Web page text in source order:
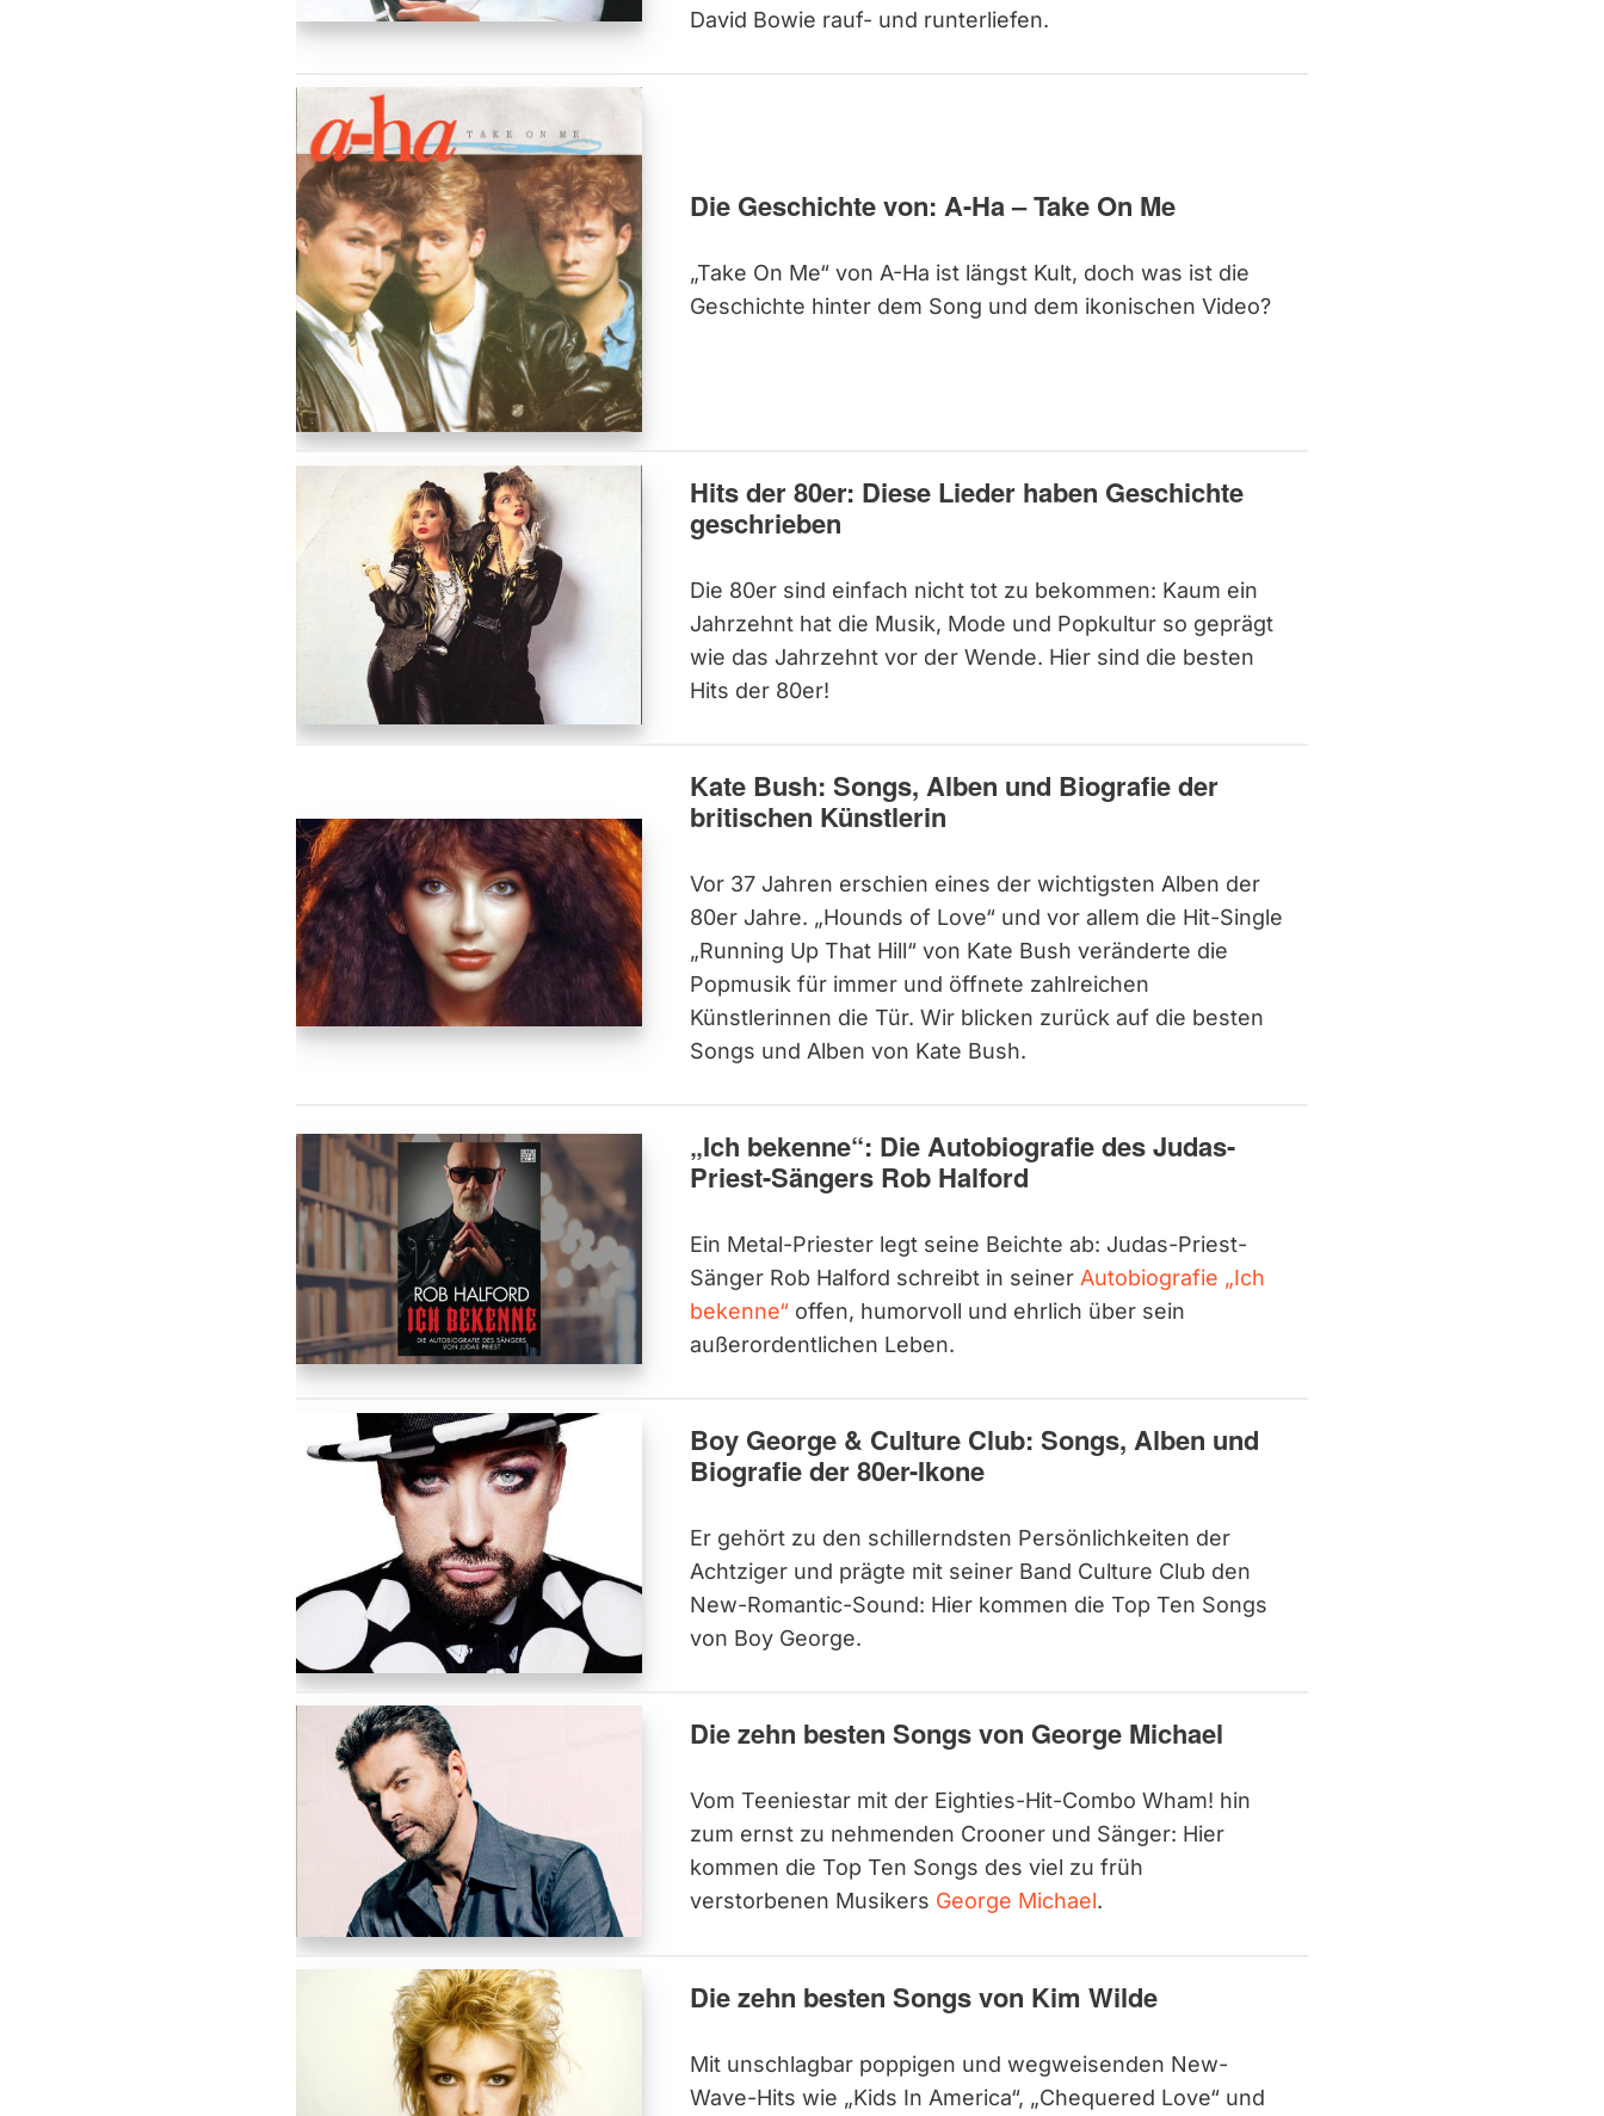
David Bowie rauf- und runterliefen.
Die Geschichte von: A-Ha – Take On Me
„Take On Me“ von A-Ha ist längst Kult, doch was ist die
Geschichte hinter dem Song und dem ikonischen Video?
Hits der 80er: Diese Lieder haben Geschichte
geschrieben
Die 80er sind einfach nicht tot zu bekommen: Kaum ein
Jahrzehnt hat die Musik, Mode und Popkultur so geprägt
wie das Jahrzehnt vor der Wende. Hier sind die besten
Hits der 80er!
Kate Bush: Songs, Alben und Biografie der
britischen Künstlerin
Vor 37 Jahren erschien eines der wichtigsten Alben der
80er Jahre. „Hounds of Love“ und vor allem die Hit-Single
„Running Up That Hill“ von Kate Bush veränderte die
Popmusik für immer und öffnete zahlreichen
Künstlerinnen die Tür. Wir blicken zurück auf die besten
Songs und Alben von Kate Bush.
„Ich bekenne“: Die Autobiografie des Judas-
Priest-Sängers Rob Halford
Ein Metal-Priester legt seine Beichte ab: Judas-Priest-
Sänger Rob Halford schreibt in seiner Autobiografie „Ich
bekenne“offen, humorvoll und ehrlich über sein
außerordentlichen Leben.
Boy George & Culture Club: Songs, Alben und
Biografie der 80er-Ikone
Er gehört zu den schillerndsten Persönlichkeiten der
Achtziger und prägte mit seiner Band Culture Club den
New-Romantic-Sound: Hier kommen die Top Ten Songs
von Boy George.
Die zehn besten Songs von George Michael
Vom Teeniestar mit der Eighties-Hit-Combo Wham! hin
zum ernst zu nehmenden Crooner und Sänger: Hier
kommen die Top Ten Songs des viel zu früh
verstorbenen Musikers George Michael.
Die zehn besten Songs von Kim Wilde
Mit unschlagbar poppigen und wegweisenden New-
Wave-Hits wie „Kids In America“, „Chequered Love“ und